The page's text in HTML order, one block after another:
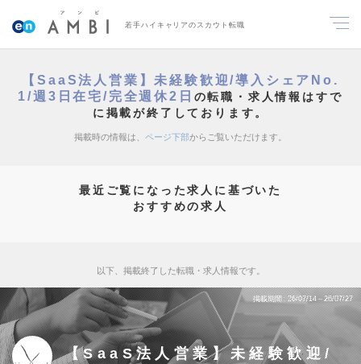
若手ハイキャリアのスカウト転職
【SaaS法人営業】未経験歓迎/導入シェアNo.
1/週3日在宅/完全週休2日 の転職・求人情報はすで
に掲載が終了しております。
掲載時の情報は、 ページ下部からご覧いただけます。
最近ご覧になった求人に基づいた
おすすめの求人
以下、掲載終了した転職・求人情報です。
掲載期間 26/07/14～26/07/27
【SaaS法人営業】未経験歓迎/